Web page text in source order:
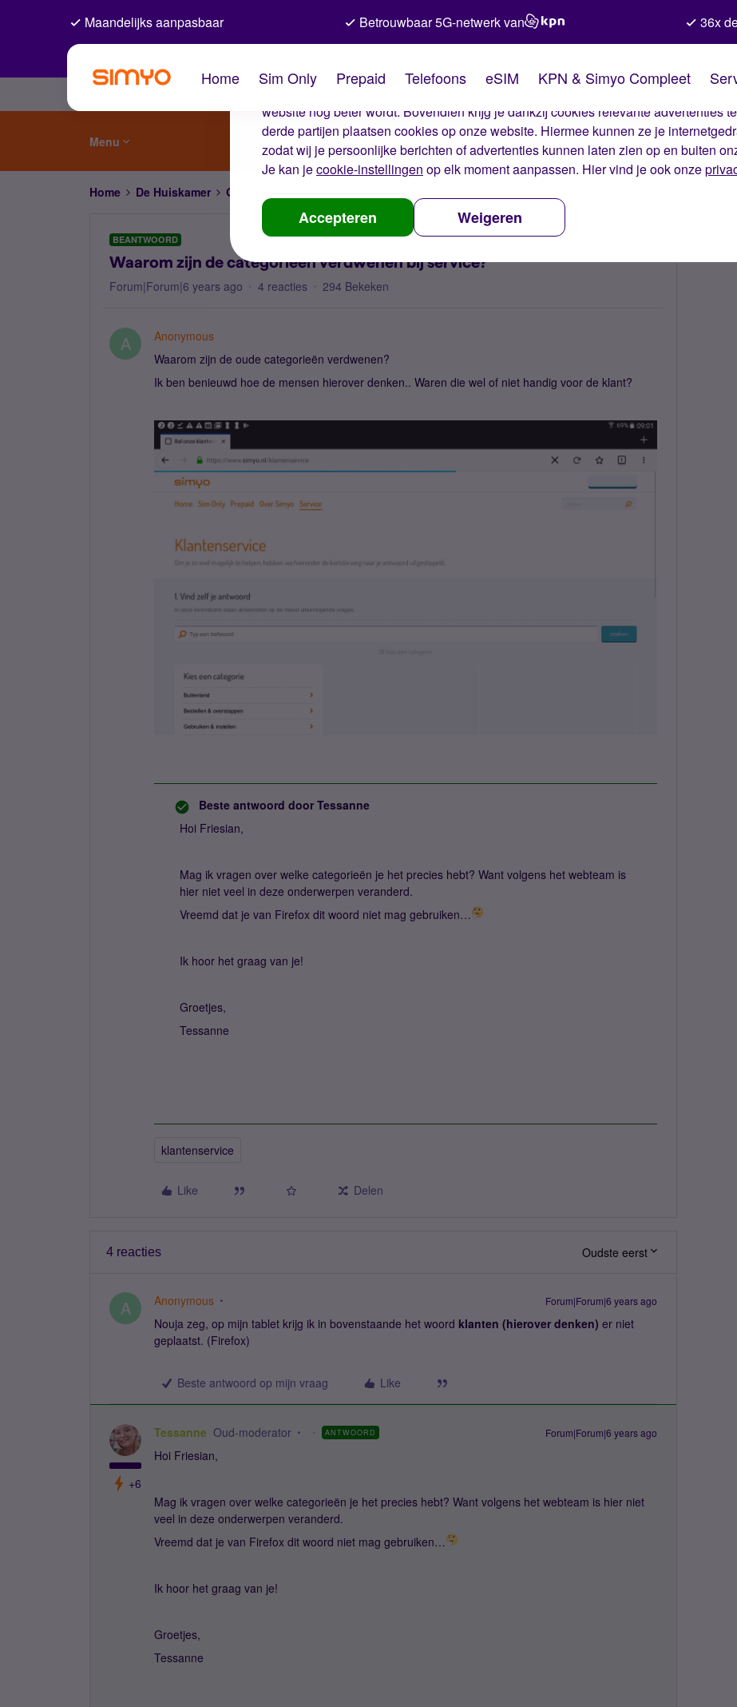
De cookies van Simyo
Wij gebruiken cookies op onze website. Met deze cookies zorgen wij ervoor dat je
website nog beter wordt. Bovendien krijg je dankzij cookies relevante advertenties
derde partijen plaatsen cookies op onze website. Hiermee kunnen ze je
zodat wij je persoonlijke berichten of advertenties kunnen laten zien op en buiten
Je kan jecookie-instellingen op elk moment aanpassen. Hier vind je ook onze
Accepteren Weigeren
Maandelijks aanpasbaar Betrouwbaar 5G-netwerk van 36x
Home Sim Only Prepaid Telefoons eSIM KPN & Simyo Compleet
Menu
Home De Huiskamer Gewoon slim
BEANTWOORD
Waarom zijn de categorieën verdwenen bij service?
Forum|Forum|6 years ago 4 reacties 294 Bekeken
A
Anonymous
Waarom zijn de oude categorieën verdwenen?
Ik ben benieuwd hoe de mensen hierover denken.. Waren die wel of niet handig voor de klant?
Beste antwoord door Tessanne
Hoi Friesian,
Mag ik vragen over welke categorieën je het precies hebt? Want volgens het webteam is
hier niet veel in deze onderwerpen veranderd.
Vreemd dat je van Firefox dit woord niet mag gebruiken…
Ik hoor het graag van je!
Groetjes,
Tessanne
klantenservice
Like Delen
4 reacties Oudste eerst
A Anonymous Forum|Forum|6 years ago
Nouja zeg, op mijn tablet krijg ik in bovenstaande het woord klanten (hierover denken) er niet
geplaatst. (Firefox)
Beste antwoord op mijn vraag Like
+6
Tessanne Oud-moderator ANTWOORD Forum|Forum|6 years ago
Hoi Friesian,
Mag ik vragen over welke categorieën je het precies hebt? Want volgens het webteam is hier niet
veel in deze onderwerpen veranderd.
Vreemd dat je van Firefox dit woord niet mag gebruiken…
Ik hoor het graag van je!
Groetjes,
Tessanne